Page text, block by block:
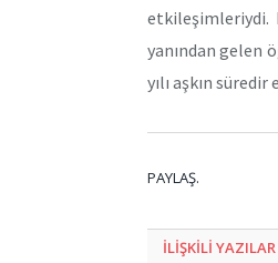
etkileşimleriydi.
yanından gelen
yılı aşkın
PAYLAŞ.
ILIŞKILI YAZILAR